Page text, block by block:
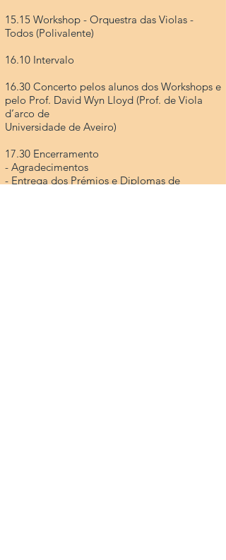
15.15 Workshop - Orquestra das Violas -
Todos (Polivalente)
16.10 Intervalo
16.30 Concerto pelos alunos dos Workshops e
pelo Prof. David Wyn Lloyd (Prof. de Viola
d’arco de
Universidade de Aveiro)
17.30 Encerramento
- Agradecimentos
- Entrega dos Prémios e Diplomas de